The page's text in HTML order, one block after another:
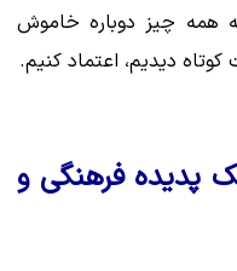
همه چیز دوباره خاموش
دیدیم، اعتماد کنیم.
پدیده فرهنگی و